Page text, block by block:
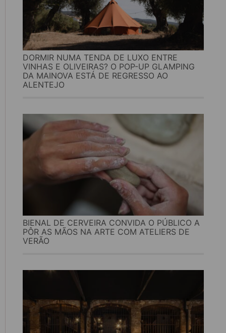
DORMIR NUMA TENDA DE LUXO ENTRE
VINHAS E OLIVEIRAS? O POP-UP GLAMPING
DA MAINOVA ESTÁ DE REGRESSO AO
ALENTEJO
BIENAL DE CERVEIRA CONVIDA O PÚBLICO A
PÔR AS MÃOS NA ARTE COM ATELIERS DE
VERÃO